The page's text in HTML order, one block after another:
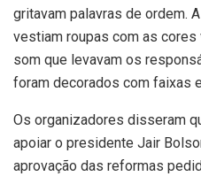
gritavam palavras de ordem.
vestiam roupas com as cores
som que levavam os
foram decorados com faixas
Os organizadores disseram
apoiar o presidente Jair
aprovação das reformas